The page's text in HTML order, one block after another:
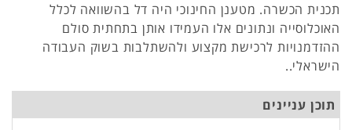
תכנית הכשרה. מטענן החינוכי היה דל בהשוואה לכלל
האוכלוסייה ונתונים אלו העמידו אותן בתחתית סולם
ההזדמנויות לרכישת מקצוע ולהשתלבות בשוק העבודה
הישראלי..
תוכן עניינים